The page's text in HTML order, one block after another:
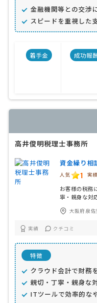
金融機関等との交渉
スピードを重視した
着手金 成功報
高井俊明税理士事務所
資金繰り相
人気 1 実績
お客様の税務
寧・親身な対
大阪府泉
実績 クチコミ
特徴
クラウド会計で財務
親切・丁寧・親身な
ITツールで効率的な